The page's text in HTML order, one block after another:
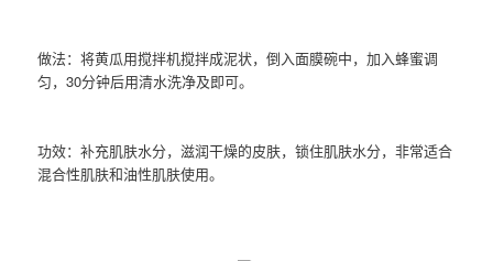
做法：将黄瓜用搅拌机搅拌成泥状，倒入面膜碗中，加入蜂蜜调
匀，30分钟后用清水洗净及即可。
功效：补充肌肤水分，滋润干燥的皮肤，锁住肌肤水分，非常适合
混合性肌肤和油性肌肤使用。